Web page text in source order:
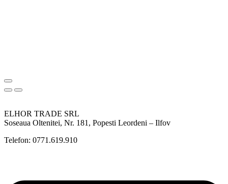
ELHOR TRADE SRL
Soseaua Oltenitei, Nr. 181, Popesti Leordeni – Ilfov
Telefon: 0771.619.910